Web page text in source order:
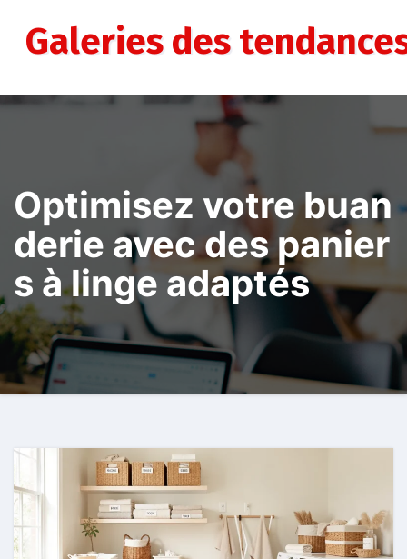
contenuGaleries des
Optimisez votre buan
derie avec des panier
s à linge adaptés